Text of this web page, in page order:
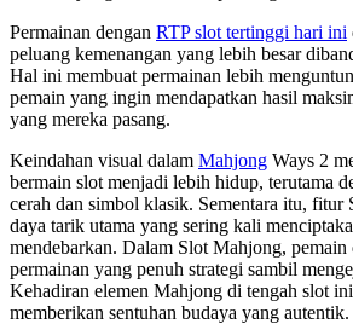
Permainan dengan RTP slot tertinggi hari ini
peluang kemenangan yang lebih besar
Hal ini membuat permainan lebih
pemain yang ingin mendapatkan hasil
yang mereka pasang.
Keindahan visual dalam Mahjong Ways 2
bermain slot menjadi lebih hidup, terutama
cerah dan simbol klasik. Sementara itu, fitur
daya tarik utama yang sering kali
mendebarkan. Dalam Slot Mahjong,
permainan yang penuh strategi sambil
Kehadiran elemen Mahjong di tengah slot
memberikan sentuhan budaya yang autentik.